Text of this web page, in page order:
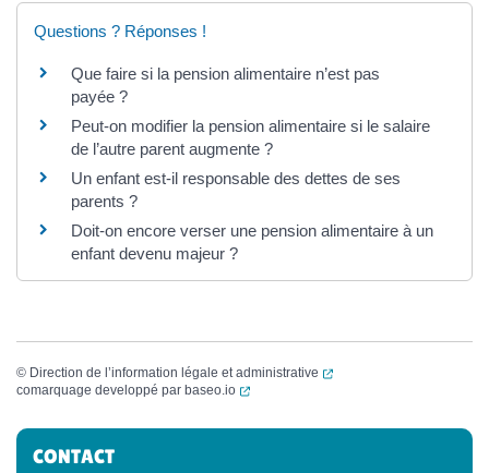
Questions ? Réponses !
Que faire si la pension alimentaire n’est pas
payée ?
Peut-on modifier la pension alimentaire si le salaire
de l’autre parent augmente ?
Un enfant est-il responsable des dettes de ses
parents ?
Doit-on encore verser une pension alimentaire à un
enfant devenu majeur ?
© Direction de l’information légale et administrative
(ouverture dans un
comarquage developpé par baseo.io (ouverture dans un nouvel onglet)
Informations complémentaires
CONTACT